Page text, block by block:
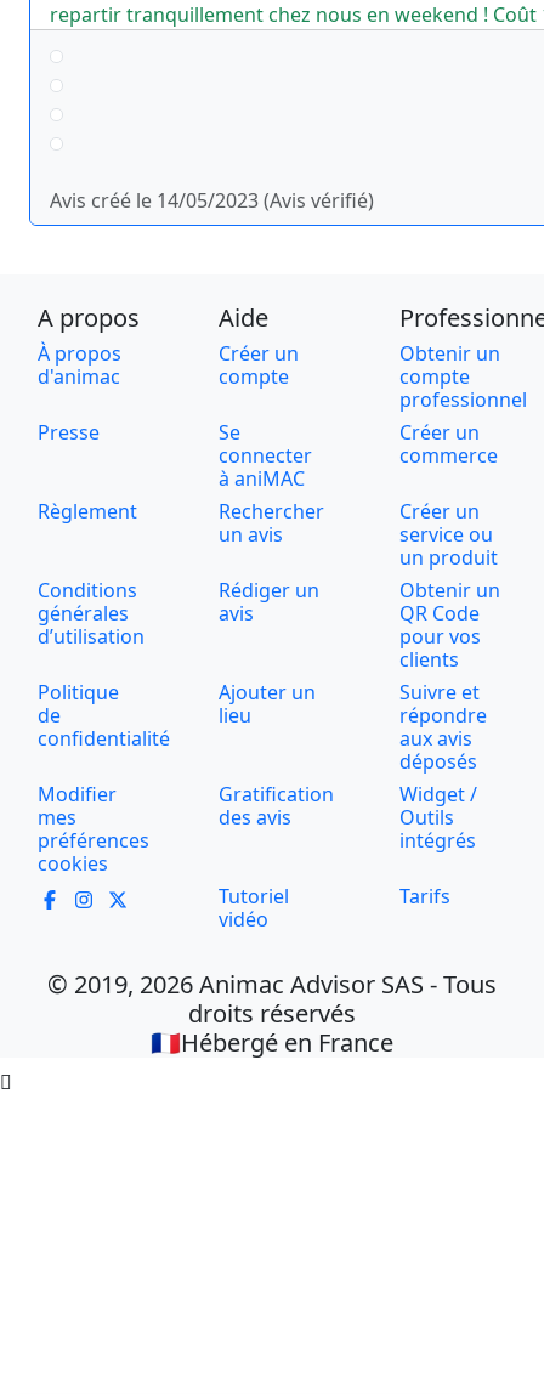
repartir tranquillement chez nous en weekend ! Coût
Avis créé le 14/05/2023 (Avis vérifié)
A propos Aide
À propos
d'animac
Créer un
compte
Obtenir un
compte
professionnel
Presse
Se
connecter
à aniMAC
Créer un
commerce
Règlement
Rechercher
un avis
Créer un
service ou
un produit
Conditions
générales
d’utilisation
Rédiger un
avis
Obtenir un
QR Code
pour vos
clients
Politique
de
confidentialité
Ajouter un
lieu
Suivre et
répondre
aux avis
déposés
Modifier
mes
préférences
cookies
Gratification
des avis
Widget /
Outils
intégrés
Tutoriel
vidéo
Tarifs
© 2019, 2026 Animac Advisor SAS - Tous
droits réservés
🇫🇷Hébergé en France
